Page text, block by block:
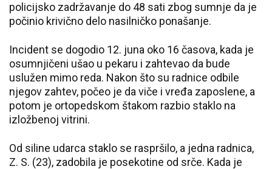
policijsko zadržavanje do 48 sati zbog sumnje da je
počinio krivično delo nasilničko ponašanje.
Incident se dogodio 12. juna oko 16 časova, kada je
osumnjičeni ušao u pekaru i zahtevao da bude
uslužen mimo reda. Nakon što su radnice odbile
njegov zahtev, počeo je da viče i vređa zaposlene, a
potom je ortopedskom štakom razbio staklo na
izložbenoj vitrini.
Od siline udarca staklo se raspršilo, a jedna radnica,
Z. S. (23), zadobila je posekotine od srče. Kada je